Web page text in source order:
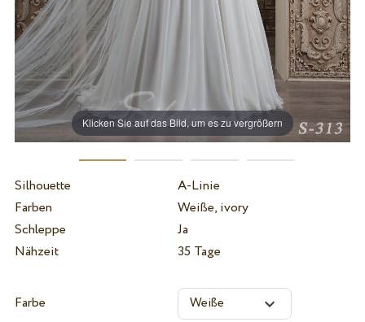
Klicken Sie auf das Bild, um es zu vergrößern
Silhouette
A-Linie
Farben
Weiße, ivory
Schleppe
Ja
Nähzeit
35 Tage
Farbe